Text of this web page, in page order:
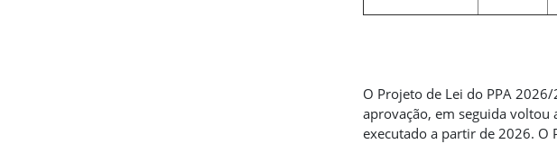
O Projeto de Lei do PPA
aprovação, em seguida voltou
executado a partir de 2026. O